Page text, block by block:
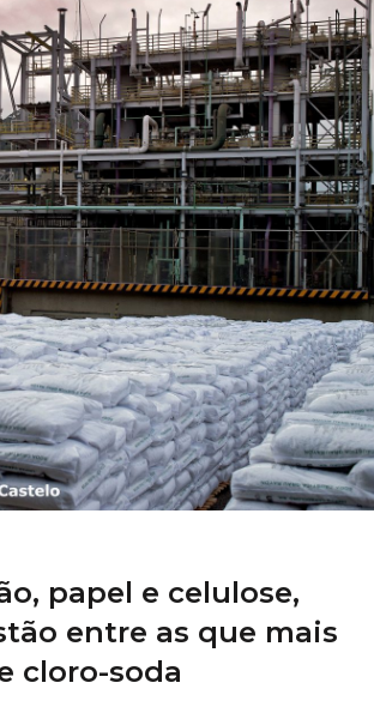
papel e celulose,
entre as que mais
cloro-soda